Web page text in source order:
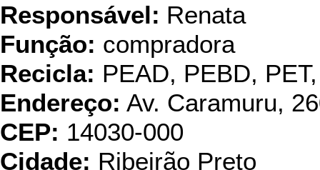
Responsável: Renata
Função: compradora
Recicla: PEAD, PEBD,
Endereço: Av. Caramuru,
CEP: 14030-000
Cidade: Ribeirão Preto